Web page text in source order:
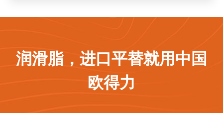
润滑脂，进口平替就用中国
欧得力